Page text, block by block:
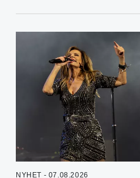
NYHET - 07.08.2026